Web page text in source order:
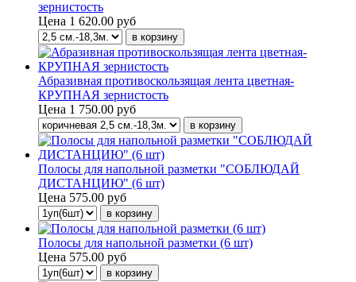
зернистость
Цена 1 620.00 руб
Абразивная противоскользящая лента цветная-
КРУПНАЯ зернистость
Цена 1 750.00 руб
Полосы для напольной разметки "СОБЛЮДАЙ
ДИСТАНЦИЮ" (6 шт)
Цена 575.00 руб
Полосы для напольной разметки (6 шт)
Цена 575.00 руб